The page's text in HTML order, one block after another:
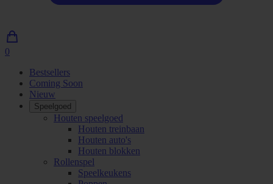
0
winkelwagen
Bestsellers
Coming Soon
Nieuw
Speelgoed
Houten speelgoed
Houten treinbaan
Houten auto's
Houten blokken
Rollenspel
Speelkeukens